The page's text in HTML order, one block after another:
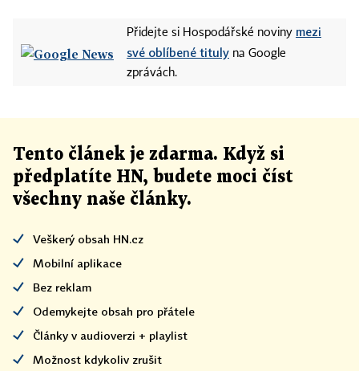
Přidejte si Hospodářské noviny mezi
své oblíbené tituly na Google
zprávách.
Tento článek je zdarma. Když si
předplatíte HN, budete moci číst
všechny naše články.
Veškerý obsah HN.cz
Mobilní aplikace
Bez reklam
Odemykejte obsah pro přátele
Články v audioverzi + playlist
Možnost kdykoliv zrušit